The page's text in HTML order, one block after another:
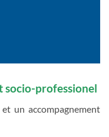
socio-professionel
un accompagnement